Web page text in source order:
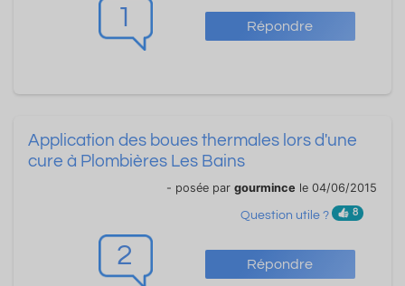
1 Répondre
2 Répondre
Application des boues thermales lors d'une
cure à Plombières Les Bains
- posée par gourmince le 04/06/2015
Question utile ? 8